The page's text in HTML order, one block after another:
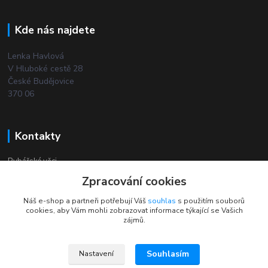
Kde nás najdete
Lenka Havlová
V Hluboké cestě 28
České Budějovice
370 06
Kontakty
Rybářské věci
+420 732 380 844
(Po-Pá, 8-18 hod.)
Zpracování cookies
Náš e-shop a partneři potřebují Váš souhlas s použitím souborů
cookies, aby Vám mohli zobrazovat informace týkající se Vašich
zájmů.
Nastavení Souhlasím